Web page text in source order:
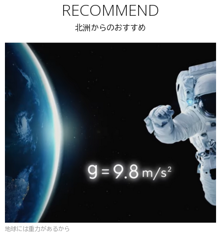
RECOMMEND
北洲からのおすすめ
地球には重力があるから